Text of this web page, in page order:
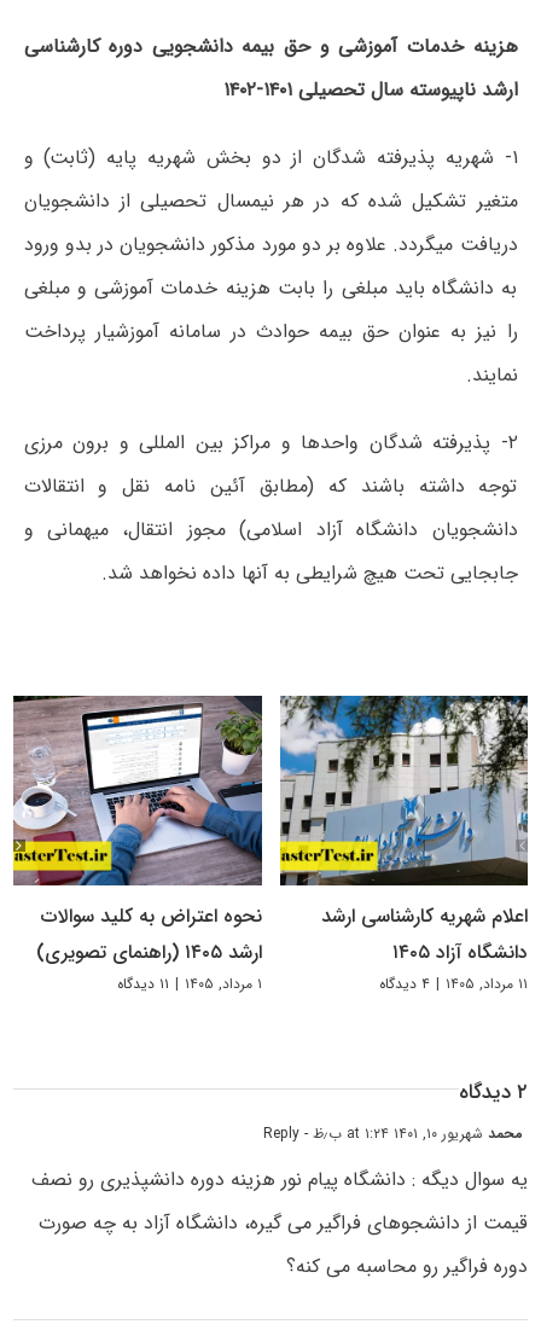
هزینه خدمات آموزشی و حق بیمه دانشجویی دوره کارشناسی
ارشد ناپیوسته سال تحصیلی ۱۴۰۱-۱۴۰۲
۱- شهریه پذیرفته شدگان از دو بخش شهریه پایه (ثابت) و
متغیر تشکیل شده که در هر نیمسال تحصیلی از دانشجویان
دریافت میگردد. علاوه بر دو مورد مذکور دانشجویان در بدو ورود
به دانشگاه باید مبلغی را بابت هزینه خدمات آموزشی و مبلغی
را نیز به عنوان حق بیمه حوادث در سامانه آموزشیار پرداخت
نمایند.
۲- پذیرفته شدگان واحدها و مراکز بین المللی و برون مرزی
توجه داشته باشند که (مطابق آئین نامه نقل و انتقالات
دانشجویان دانشگاه آزاد اسلامی) مجوز انتقال، میهمانی و
جابجایی تحت هیچ شرایطی به آنها داده نخواهد شد.
اعلام شهریه کارشناسی ارشد
دانشگاه آزاد ۱۴۰۵
۱۱ مرداد, ۱۴۰۵ | ۴ دیدگاه
نحوه اعتراض به کلید سوالات
ارشد ۱۴۰۵ (راهنمای تصویری)
۱ مرداد, ۱۴۰۵ | ۱۱ دیدگاه
۲ دیدگاه
محمدشهریور ۱۰, ۱۴۰۱ at ۱:۲۴ ب٫ظ - Reply
یه سوال دیگه : دانشگاه پیام نور هزینه دوره دانشپذیری رو نصف
قیمت از دانشجوهای فراگیر می گیره، دانشگاه آزاد به چه صورت
دوره فراگیر رو محاسبه می کنه؟